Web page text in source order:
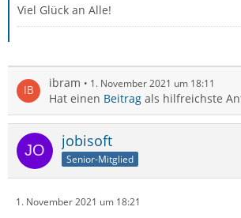
Viel Glück an Alle!
ibram 1. November 2021 um 18:11
Hat einen Beitrag als hilfreichste
jobisoft
Senior-Mitglied
1. November 2021 um 18:21